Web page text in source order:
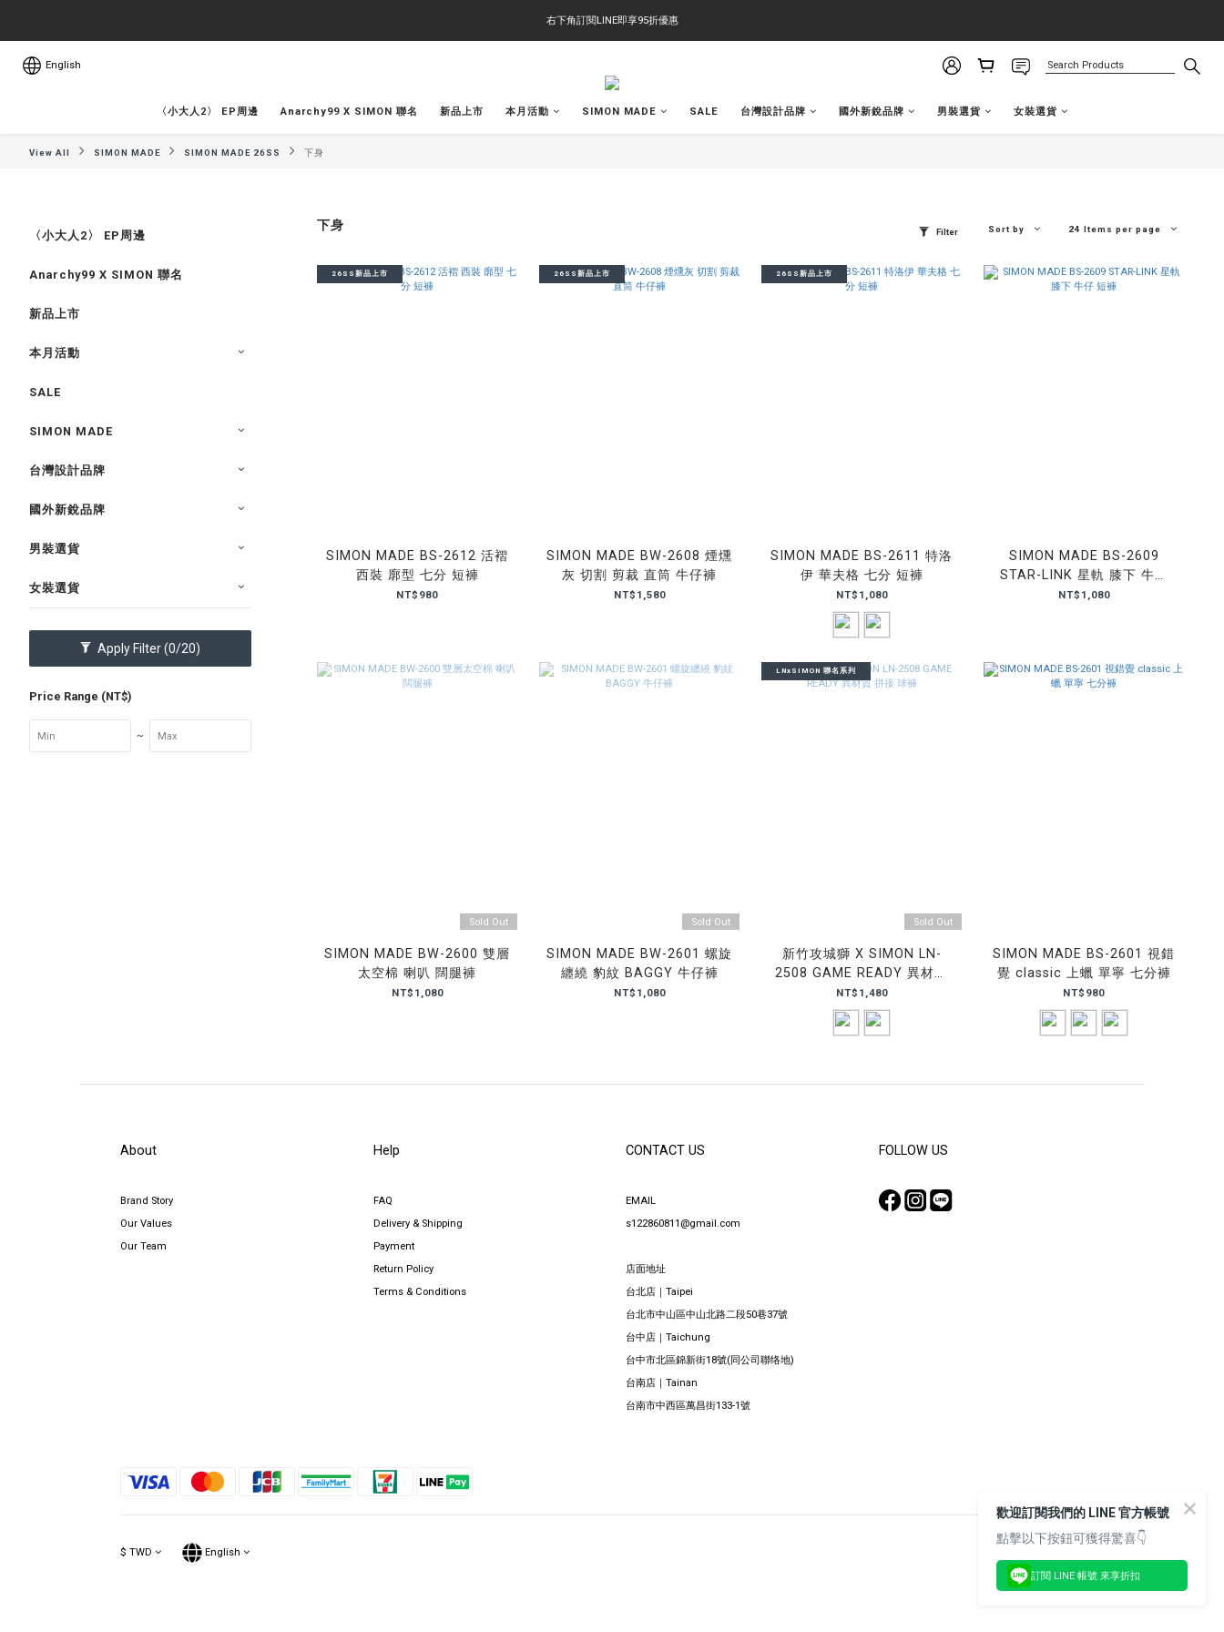
右下角訂閱LINE即享95折優惠
右下角訂閱LINE即享95折優惠
English
〈小大人2〉 EP周邊 Anarchy99 X SIMON 聯名 新品上市 本月活動 SIMON MADE SALE 台灣設計品牌 國外新銳品牌 男裝選貨 女裝選貨
View All SIMON MADE SIMON MADE 26SS 下身
〈小大人2〉 EP周邊
Anarchy99 X SIMON 聯名
新品上市
本月活動
SALE
SIMON MADE
台灣設計品牌
國外新銳品牌
男裝選貨
女裝選貨
Apply Filter(0/20)
Price Range (NT$)
~
下身 Filter Sort by 24 Items per page
26SS新品上市
SIMON MADE BS-2612 活褶
西裝 廓型 七分 短褲
NT$980
26SS新品上市
SIMON MADE BW-2608 煙燻
灰 切割 剪裁 直筒 牛仔褲
NT$1,580
26SS新品上市
SIMON MADE BS-2611 特洛
伊 華夫格 七分 短褲
NT$1,080
SIMON MADE BS-2609
STAR-LINK 星軌 膝下 牛仔
短褲
NT$1,080
Sold Out
SIMON MADE BW-2600 雙層
太空棉 喇叭 闊腿褲
NT$1,080
Sold Out
SIMON MADE BW-2601 螺旋
纏繞 豹紋 BAGGY 牛仔褲
NT$1,080
LNxSIMON 聯名系列
Sold Out
新竹攻城獅 X SIMON LN-
2508 GAME READY 異材質
拼接 球褲
NT$1,480
SIMON MADE BS-2601 視錯
覺 classic 上蠟 單寧 七分褲
NT$980
About
Brand Story
Our Values
Our Team
Help
FAQ
Delivery & Shipping
Payment
Return Policy
Terms & Conditions
CONTACT US
EMAIL
s122860811@gmail.com
店面地址
台北店｜Taipei
台北市中山區中山北路二段50巷37號
台中店｜Taichung
台中市北區錦新街18號(同公司聯络地)
台南店｜Tainan
台南市中西區萬昌街133-1號
FOLLOW US
$ TWD English
歡迎訂閱我們的 LINE 官方帳號
點擊以下按鈕可獲得驚喜👇
訂閱 LINE 帳號 來享折扣